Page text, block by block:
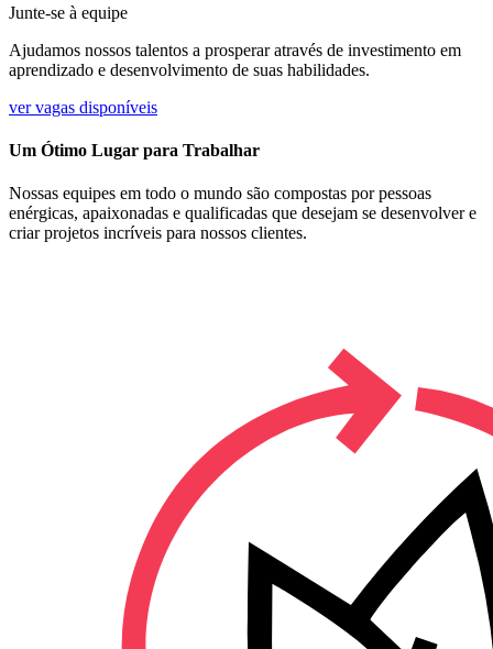
Junte-se à equipe
Ajudamos nossos talentos a prosperar através de investimento em
aprendizado e desenvolvimento de suas habilidades.
ver vagas disponíveis
Um Ótimo Lugar para Trabalhar
Nossas equipes em todo o mundo são compostas por pessoas
enérgicas, apaixonadas e qualificadas que desejam se desenvolver e
criar projetos incríveis para nossos clientes.